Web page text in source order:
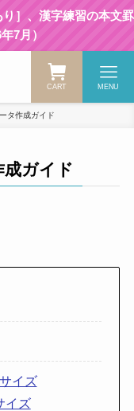
り］、漢字練習の本文罫
7月）
CART MENU
タ作成ガイド
成ガイド
イズ
イズ